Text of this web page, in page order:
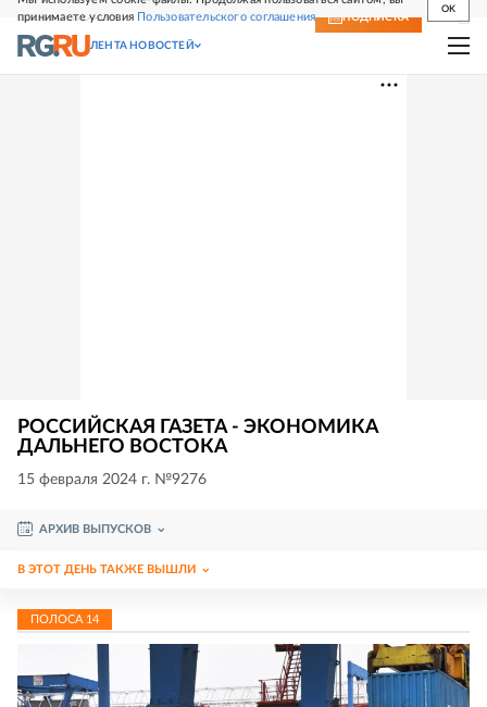
принимаете условия Пользовательского соглашения
OK
СВЕЖИЙ НОМЕР ПОДПИСКА
ЛЕНТА НОВОСТЕЙ
РОССИЙСКАЯ ГАЗЕТА - ЭКОНОМИКА
ДАЛЬНЕГО ВОСТОКА
15 февраля 2024 г. №9276
АРХИВ ВЫПУСКОВ
В ЭТОТ ДЕНЬ ТАКЖЕ ВЫШЛИ
ПОЛОСА 14